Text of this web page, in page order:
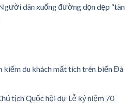
dân xuống đường dọn dẹp “tàn
kiếm du khách mất tích trên biển Đà
tịch Quốc hội dự Lễ kỷ niệm 70